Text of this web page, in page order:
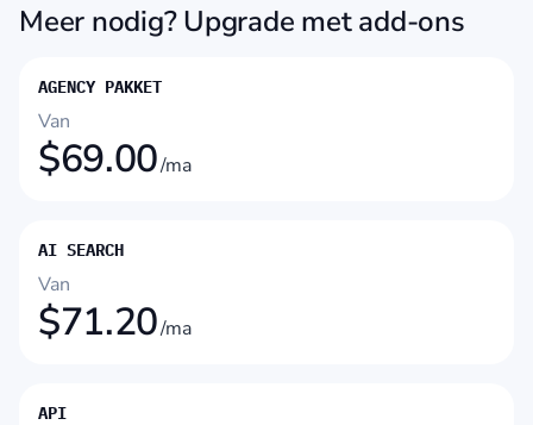
Meer nodig? Upgrade met add-ons
AGENCY PAKKET
Van
$69.00/ma
AI SEARCH
Van
$71.20/ma
API